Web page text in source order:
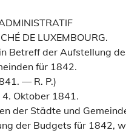
DE LUXEMBOURG.
Betreff der Aufstellung
für 1842.
— R. P.)
Oktober 1841.
der Städte und
der Budgets für 1842,